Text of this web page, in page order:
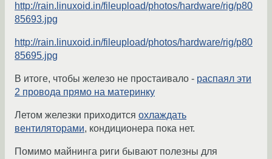
http://rain.linuxoid.in/fileupload/photos/hardware/rig/p80
85693.jpg
http://rain.linuxoid.in/fileupload/photos/hardware/rig/p80
85695.jpg
В итоге, чтобы железо не простаивало - распаял эти
2 провода прямо на материнку
Летом железки приходится охлаждать
вентиляторами, кондиционера пока нет.
Помимо майнинга риги бывают полезны для